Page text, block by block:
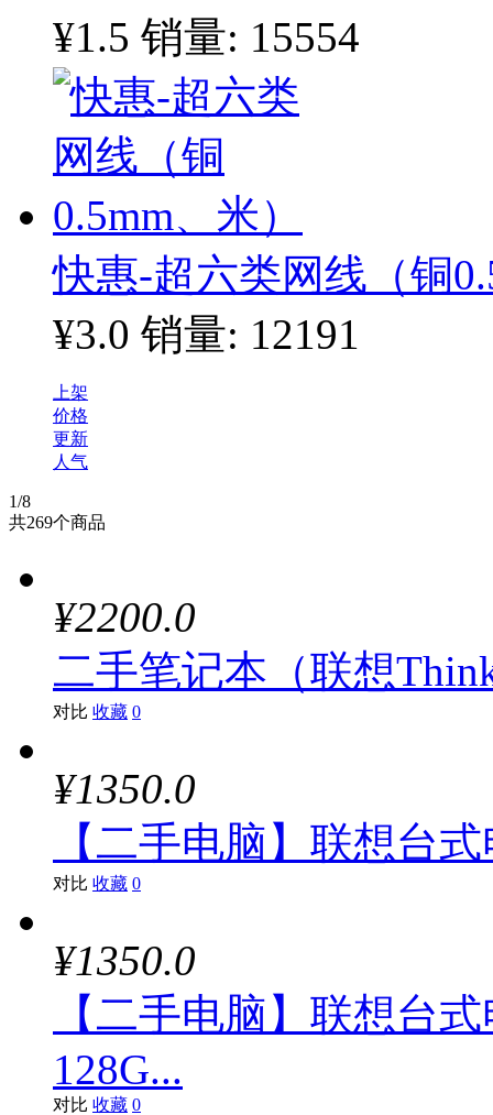
¥1.5 销量: 15554
快惠-超六类网线（铜
¥3.0 销量: 12191
上架
价格
更新
人气
1/8
共269个商品
¥2200.0
二手笔记本（联想
对比 收藏 0
¥1350.0
【二手电脑】联想台
对比 收藏 0
¥1350.0
【二手电脑】联想台
128G...
对比 收藏 0